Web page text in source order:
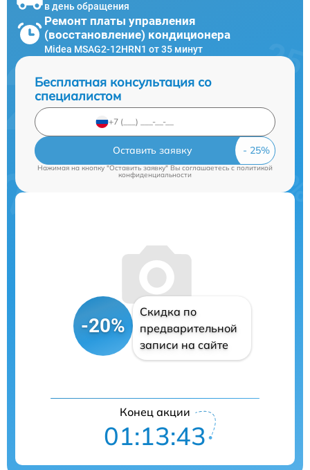
в день обращения
Ремонт платы управления
(восстановление) кондиционера
Midea MSAG2-12HRN1 от 35 минут
Бесплатная консультация со
специалистом
Оставить заявку
Нажимая на кнопку "Оставить заявку" Вы соглашаетесь cполитикой
конфиденциальности
-20%
Скидка по
предварительной
записи на сайте
Конец акции
01:13:42